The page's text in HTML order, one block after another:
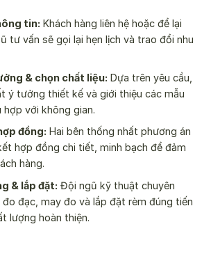
tin: Khách hàng liên hệ hoặc để lại
tư vấn sẽ gọi lại hẹn lịch và trao đổi nhu
& chọn chất liệu: Dựa trên yêu cầu,
ý tưởng thiết kế và giới thiệu các mẫu
hợp với không gian.
đồng: Hai bên thống nhất phương án
hợp đồng chi tiết, minh bạch để đảm
hàng.
& lắp đặt: Đội ngũ kỹ thuật chuyên
đo đạc, may đo và lắp đặt rèm đúng tiến
lượng hoàn thiện.